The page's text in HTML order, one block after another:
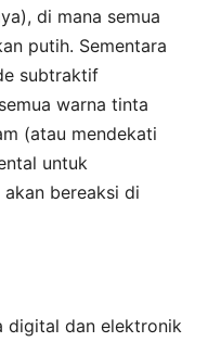
di mana semua
putih. Sementara
subtraktif
warna tinta
(atau mendekati
untuk
bereaksi di
digital dan elektronik